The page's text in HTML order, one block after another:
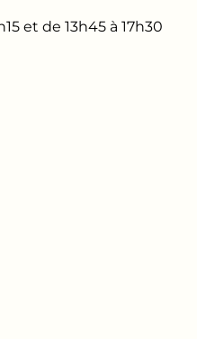
et de 13h45 à 17h30